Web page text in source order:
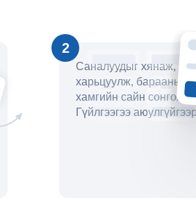
2
Саналуудыг хянаж, үнэ
харьцуулж, барааны
хамгийн сайн
Гүйлгээгээ